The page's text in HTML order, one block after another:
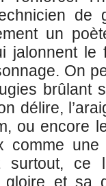
de
un
jalonnent le
On
brûlant
délire,
ou encore
comme
surtout, ce
et sa